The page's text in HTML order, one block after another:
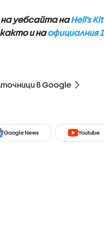
уебсайта наHell’s
и наофициалния
в Google
Google News Youtube